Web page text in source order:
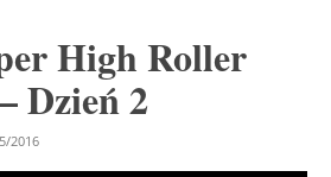
High Roller
Dzień 2
2016